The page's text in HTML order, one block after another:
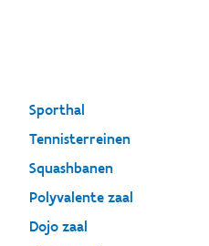
Sporthal
Tennisterreinen
Squashbanen
Polyvalente zaal
Dojo zaal